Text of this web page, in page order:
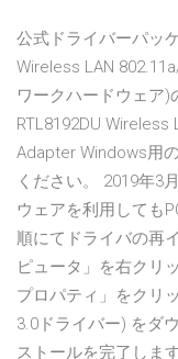
公式ドライバーパッ
Wireless LAN
ワークハードウェア)
RTL8192DU
Adapter Windows用
ください。 2019年3
ウェアを利用しても
順にてドライバの再
ピュータ」を右クリ
プロパティ」をクリ
3.0ドライバー) をダ
ストールを完了しま